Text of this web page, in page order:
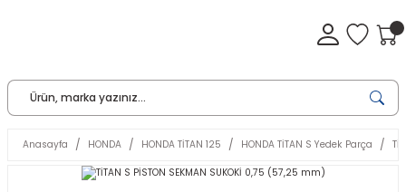
Anasayfa HONDA HONDA TİTAN 125 HONDA TİTAN S Yedek Parça